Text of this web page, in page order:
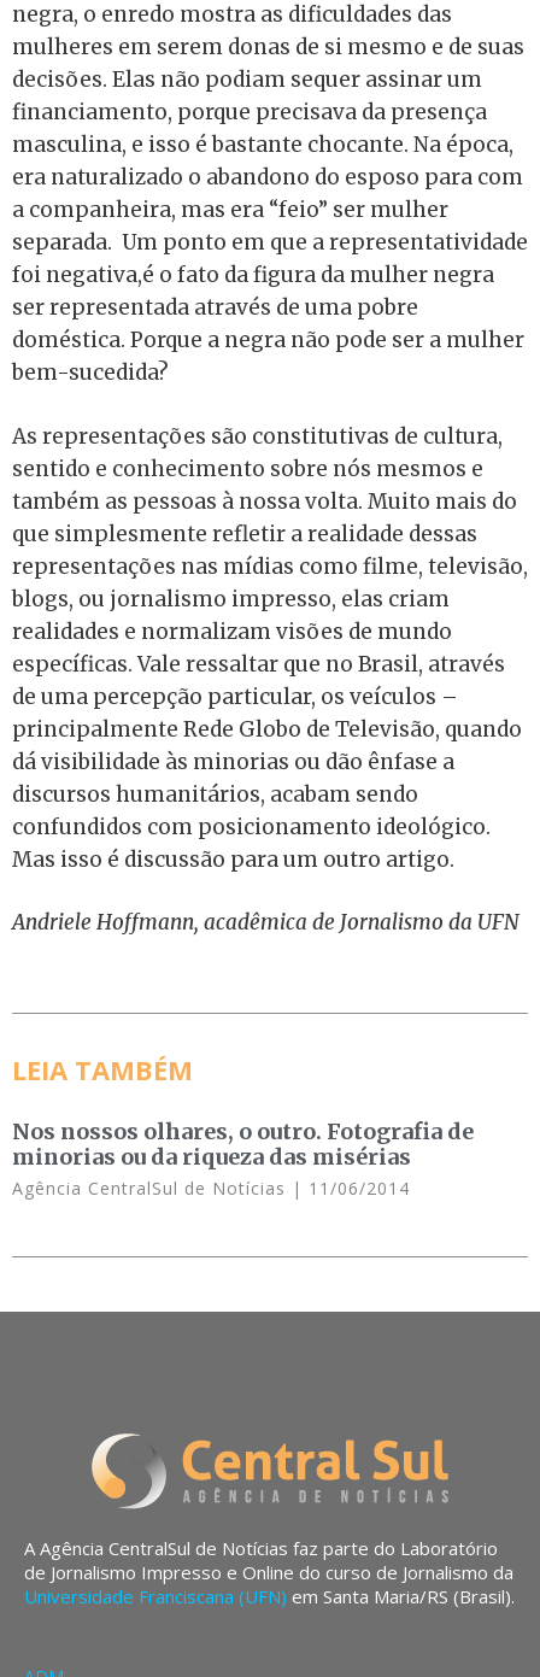
negra, o enredo mostra as dificuldades das
mulheres em serem donas de si mesmo e de suas
decisões. Elas não podiam sequer assinar um
financiamento, porque precisava da presença
masculina, e isso é bastante chocante. Na época,
era naturalizado o abandono do esposo para com
a companheira, mas era “feio” ser mulher
separada. Um ponto em que a representatividade
foi negativa,é o fato da figura da mulher negra
ser representada através de uma pobre
doméstica. Porque a negra não pode ser a mulher
bem-sucedida?
As representações são constitutivas de cultura,
sentido e conhecimento sobre nós mesmos e
também as pessoas à nossa volta. Muito mais do
que simplesmente refletir a realidade dessas
representações nas mídias como filme, televisão,
blogs, ou jornalismo impresso, elas criam
realidades e normalizam visões de mundo
específicas. Vale ressaltar que no Brasil, através
de uma percepção particular, os veículos –
principalmente Rede Globo de Televisão, quando
dá visibilidade às minorias ou dão ênfase a
discursos humanitários, acabam sendo
confundidos com posicionamento ideológico.
Mas isso é discussão para um outro artigo.
Andriele Hoffmann, acadêmica de Jornalismo da UFN
LEIA TAMBÉM
Nos nossos olhares, o outro. Fotografia de
minorias ou da riqueza das misérias
Agência CentralSul de Notícias 11/06/2014
A Agência CentralSul de Notícias faz parte do Laboratório
de Jornalismo Impresso e Online do curso de Jornalismo da
Universidade Franciscana (UFN) em Santa Maria/RS (Brasil).